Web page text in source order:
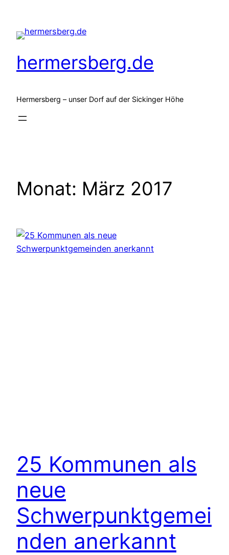
springen
hermersberg.de
Hermersberg – unser Dorf auf der Sickinger Höhe
Monat: März 2017
25 Kommunen als
neue
Schwerpunktgemei
nden anerkannt